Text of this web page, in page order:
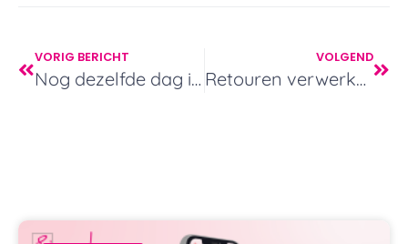
VORIG BERICHT
Nog dezelfde dag in huis? Regelen we!
VOLGEND
Retouren verwerken: zo doen wij het!